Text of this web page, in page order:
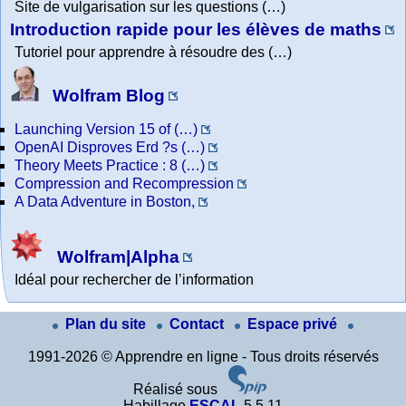
Site de vulgarisation sur les questions (…)
Introduction rapide pour les élèves de maths
Tutoriel pour apprendre à résoudre des (…)
Wolfram Blog
Launching Version 15 of (…)
OpenAI Disproves Erd ?s (…)
Theory Meets Practice : 8 (…)
Compression and Recompression
A Data Adventure in Boston,
Wolfram|Alpha
Idéal pour rechercher de l’information
Plan du site Contact Espace privé
1991-2026 © Apprendre en ligne - Tous droits réservés
Réalisé sous